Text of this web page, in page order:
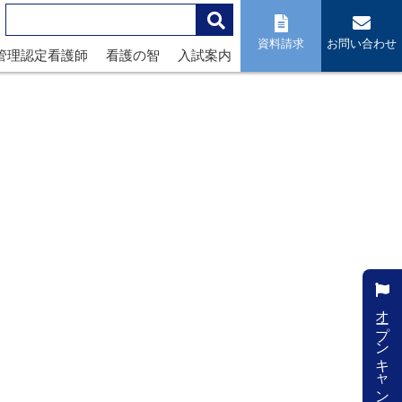
理認定看護師 看護の智 入試案内
資料請求 お問い合わせ
オープンキャンパス